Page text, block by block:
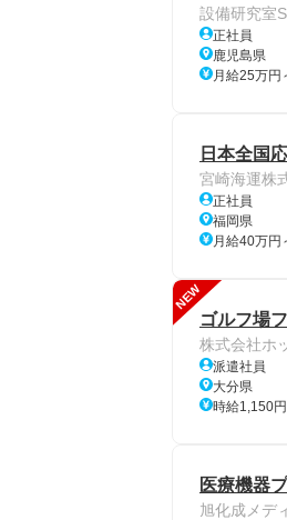
設備研究室
正社員
鹿児島県
月給25万円
日本全国
宮崎海運株
正社員
福岡県
月給40万円
NEW
ゴルフ場
株式会社ホ
派遣社員
大分県
時給1,150
医療機器
旭化成メデ